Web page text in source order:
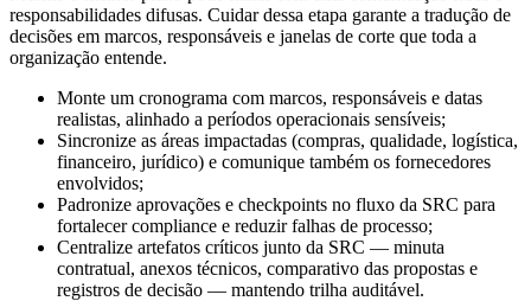
responsabilidades difusas. Cuidar dessa etapa garante a tradução de
decisões em marcos, responsáveis e janelas de corte que toda a
organização entende.
Monte um cronograma com marcos, responsáveis e datas
realistas, alinhado a períodos operacionais sensíveis;
Sincronize as áreas impactadas (compras, qualidade, logística,
financeiro, jurídico) e comunique também os fornecedores
envolvidos;
Padronize aprovações e checkpoints no fluxo da SRC para
fortalecer compliance e reduzir falhas de processo;
Centralize artefatos críticos junto da SRC — minuta
contratual, anexos técnicos, comparativo das propostas e
registros de decisão — mantendo trilha auditável.